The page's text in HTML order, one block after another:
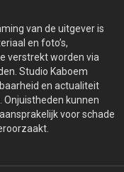
van de uitgever is
en foto’s,
verstrekt worden via
Studio Kaboem
en actualiteit
Onjuistheden kunnen
voor schade